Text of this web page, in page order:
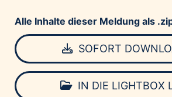
Alle Inhalte dieser Meldung als
SOFORT
IN DIE LIGHTBOX